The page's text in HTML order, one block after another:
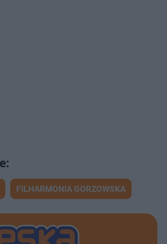
FILHARMONIA GORZOWSKA